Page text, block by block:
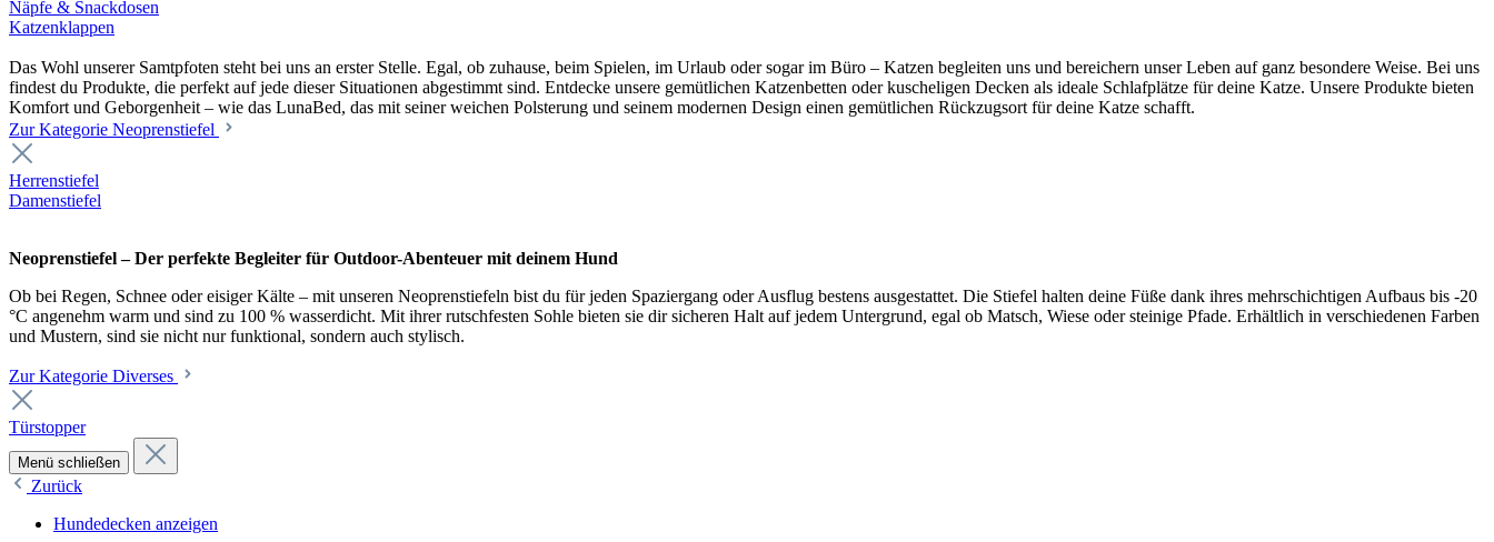
Näpfe & Snackdosen
Katzenklappen
Das Wohl unserer Samtpfoten steht bei uns an erster Stelle. Egal, ob zuhause, beim Spielen, im Urlaub oder sogar im Büro – Katzen begleiten uns und bereichern unser Leben auf ganz besondere Weise. Bei uns
findest du Produkte, die perfekt auf jede dieser Situationen abgestimmt sind. Entdecke unsere gemütlichen Katzenbetten oder kuscheligen Decken als ideale Schlafplätze für deine Katze. Unsere Produkte bieten
Komfort und Geborgenheit – wie das LunaBed, das mit seiner weichen Polsterung und seinem modernen Design einen gemütlichen Rückzugsort für deine Katze schafft.
Zur Kategorie Neoprenstiefel
Herrenstiefel
Damenstiefel
Neoprenstiefel – Der perfekte Begleiter für Outdoor-Abenteuer mit deinem Hund
Ob bei Regen, Schnee oder eisiger Kälte – mit unseren Neoprenstiefeln bist du für jeden Spaziergang oder Ausflug bestens ausgestattet. Die Stiefel halten deine Füße dank ihres mehrschichtigen Aufbaus bis -20
°C angenehm warm und sind zu 100 % wasserdicht. Mit ihrer rutschfesten Sohle bieten sie dir sicheren Halt auf jedem Untergrund, egal ob Matsch, Wiese oder steinige Pfade. Erhältlich in verschiedenen Farben
und Mustern, sind sie nicht nur funktional, sondern auch stylisch.
Zur Kategorie Diverses
Türstopper
Menü schließen
Zurück
Hundedecken anzeigen